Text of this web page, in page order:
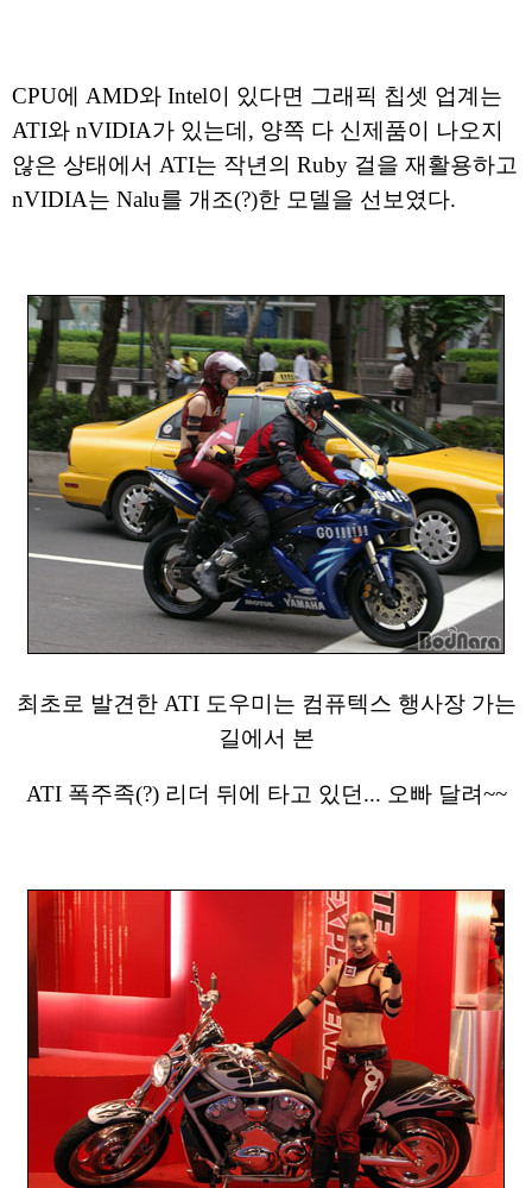
CPU에 AMD와 Intel이 있다면 그래픽 칩셋 업계는
ATI와 nVIDIA가 있는데, 양쪽 다 신제품이 나오지
않은 상태에서 ATI는 작년의 Ruby 걸을 재활용하고
nVIDIA는 Nalu를 개조(?)한 모델을 선보였다.
최초로 발견한 ATI 도우미는 컴퓨텍스 행사장 가는
길에서 본
ATI 폭주족(?) 리더 뒤에 타고 있던... 오빠 달려~~